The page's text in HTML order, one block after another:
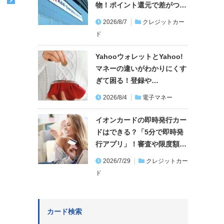
物！ポイント還元で差がつ…
2026/8/7
クレジットカー
ド
YahooウォレットとYahoo!
マネーの違いがわかりにくす
ぎて困る！登録や…
2026/8/4 電子マネー
イオンカードの即時発行カー
ドはできる？「5分で即時発
行アプリ」！審査や限度額…
2026/7/29
クレジットカー
ド
カード検索